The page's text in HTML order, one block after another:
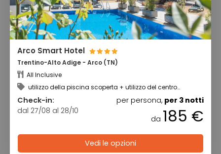
Arco Smart Hotel
Trentino-Alto Adige - Arco (TN)
All Inclusive
utilizzo della piscina scoperta + utilizzo del centro
Check-in:
dal 27/08 al 28/10
per persona, per 3 notti
da 185 €
Vedi le opzioni